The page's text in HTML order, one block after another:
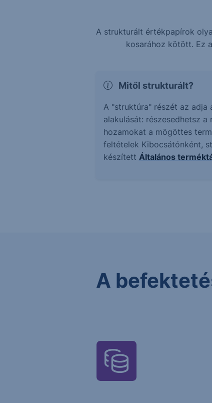
A strukturált értékpapírok
kosarához kötött. Ez
Mitől strukturált?
A "struktúra" részét az adja
alakulását: részesedhetsz
hozamokat a mögöttes
feltételek Kibocsátónként,
készített Általános
A